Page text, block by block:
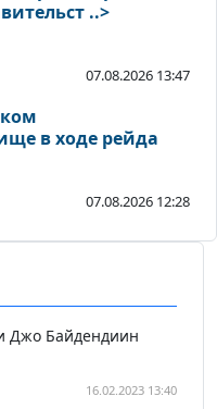
..>
07.08.2026 13:47
в ходе рейда
07.08.2026 12:28
Джо Байдендиин
16.02.2023 13:40